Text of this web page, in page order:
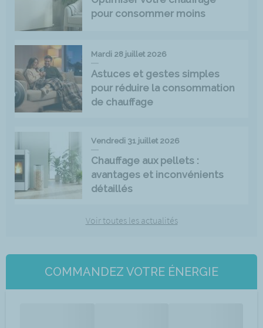
pour consommer moins
Mardi 28 juillet 2026
Astuces et gestes simples
pour réduire la consommation
de chauffage
Vendredi 31 juillet 2026
Chauffage aux pellets :
avantages et inconvénients
détaillés
Voir toutes les actualités
COMMANDEZ VOTRE ÉNERGIE